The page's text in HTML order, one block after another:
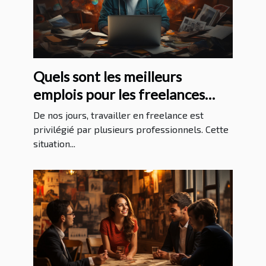
Quels sont les meilleurs
emplois pour les freelances
sans expérience ?
De nos jours, travailler en freelance est
privilégié par plusieurs professionnels. Cette
situation...